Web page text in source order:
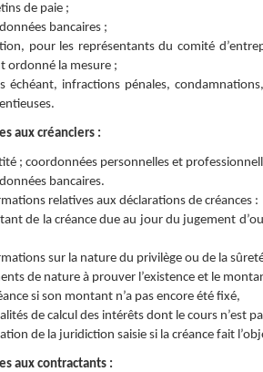
de paie ;
bancaires ;
pour les représentants du comité
ordonné la mesure ;
échéant, infractions pénales,
aux créanciers :
; coordonnées personnelles et
bancaires.
relatives aux déclarations de créances :
de la créance due au jour du jugement
sur la nature du privilège ou de la
de nature à prouver l’existence et le
si son montant n’a pas encore été fixé,
de calcul des intérêts dont le cours n’est
de la juridiction saisie si la créance fait
aux contractants :